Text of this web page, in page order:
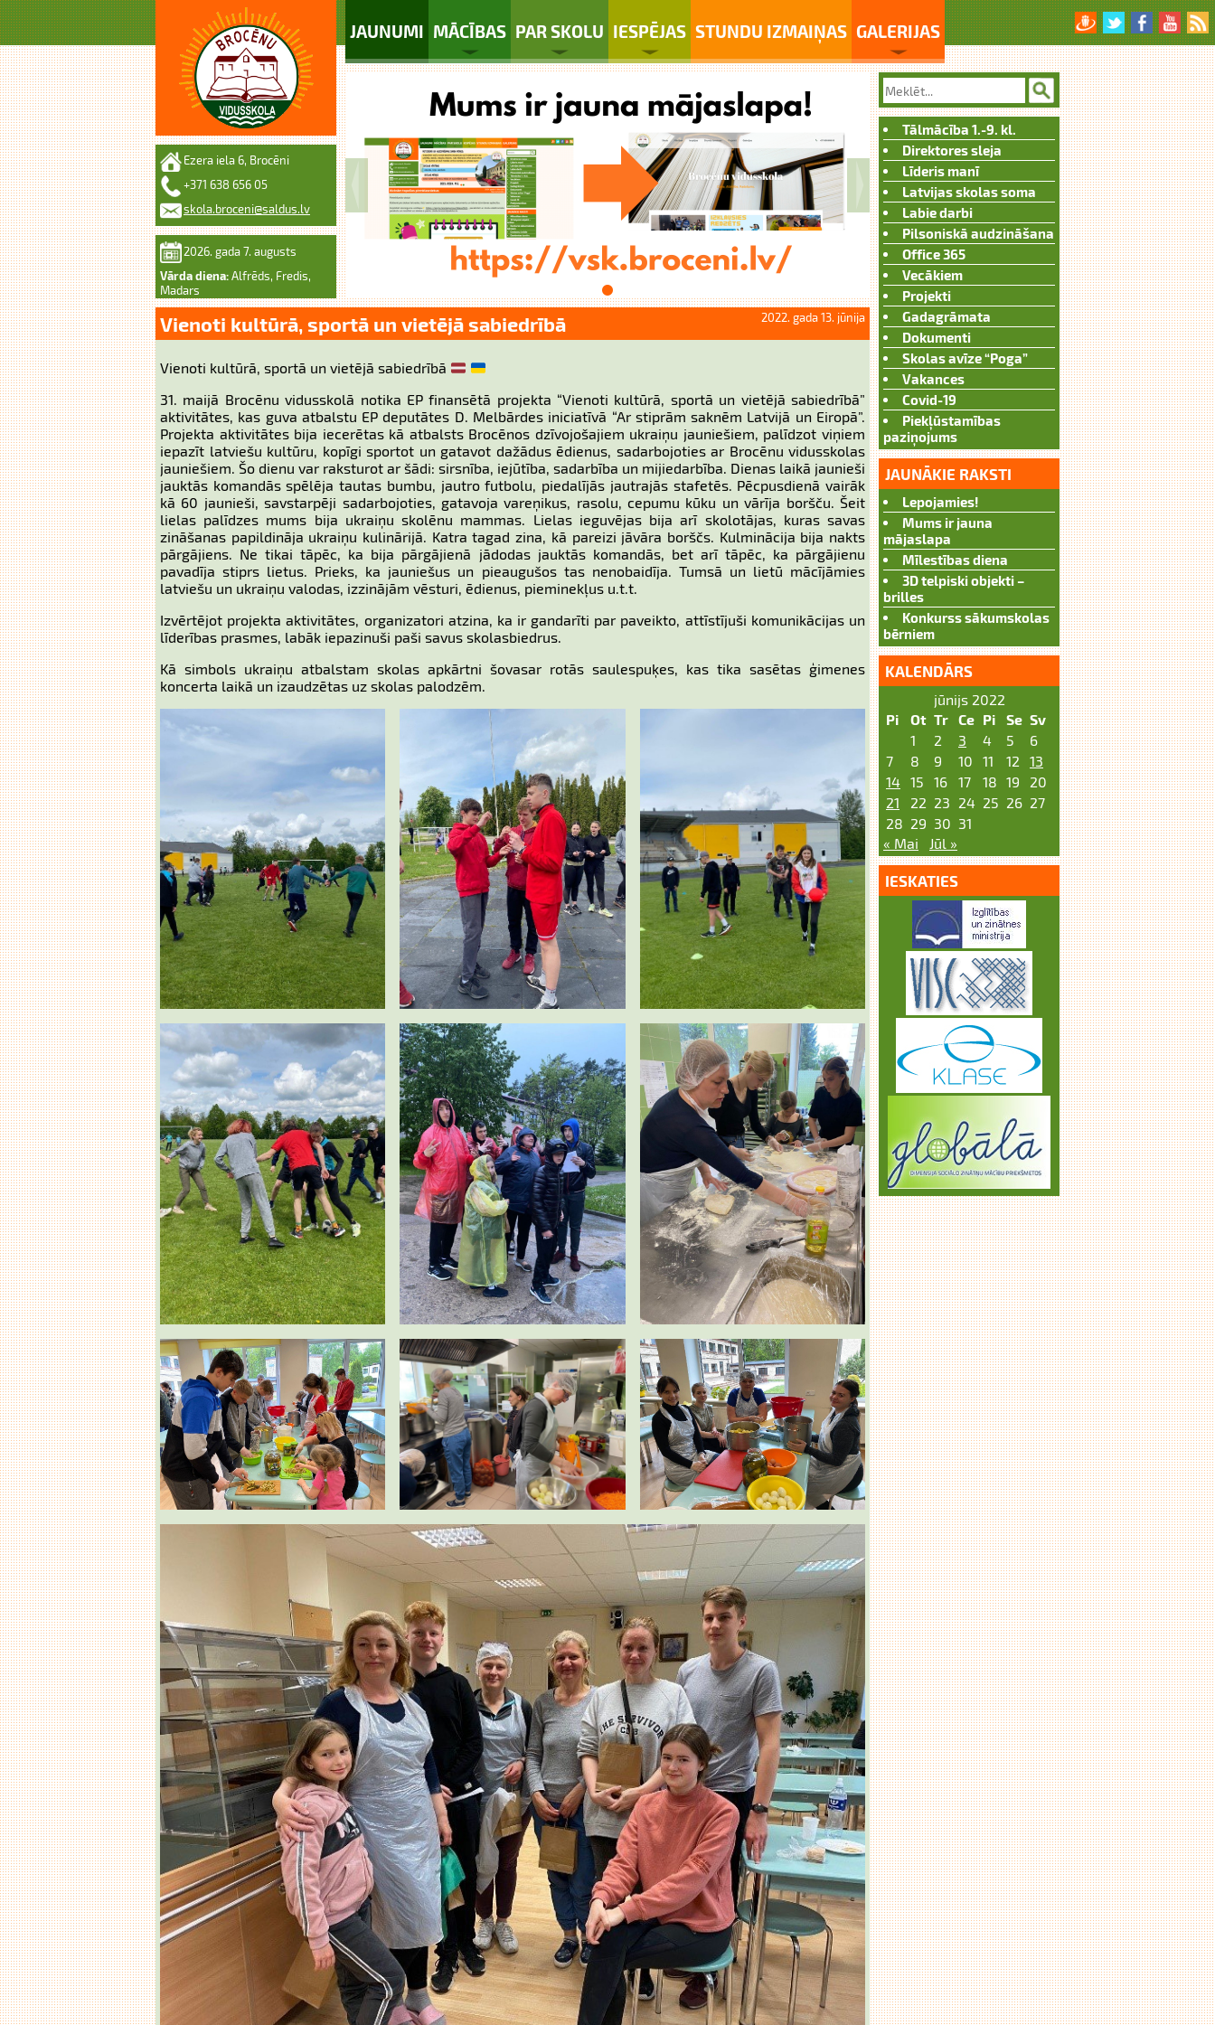
JAUNUMI MĀCĪBAS PAR SKOLU IESPĒJAS STUNDU IZMAIŅAS GALERIJAS
Ezera iela 6, Brocēni
+371 638 656 05
skola.broceni@saldus.lv
2026. gada 7. augusts
Vārda diena: Alfrēds, Fredis,
Madars
Vienoti kultūrā, sportā un vietējā sabiedrībā 2022. gada 13. jūnija
Vienoti kultūrā, sportā un vietējā sabiedrībā
31. maijā Brocēnu vidusskolā notika EP finansētā projekta “Vienoti kultūrā, sportā un vietējā sabiedrībā”
aktivitātes, kas guva atbalstu EP deputātes D. Melbārdes iniciatīvā “Ar stiprām saknēm Latvijā un Eiropā”.
Projekta aktivitātes bija iecerētas kā atbalsts Brocēnos dzīvojošajiem ukraiņu jauniešiem, palīdzot viņiem
iepazīt latviešu kultūru, kopīgi sportot un gatavot dažādus ēdienus, sadarbojoties ar Brocēnu vidusskolas
jauniešiem. Šo dienu var raksturot ar šādi: sirsnība, iejūtība, sadarbība un mijiedarbība. Dienas laikā jaunieši
jauktās komandās spēlēja tautas bumbu, jautro futbolu, piedalījās jautrajās stafetēs. Pēcpusdienā vairāk
kā 60 jaunieši, savstarpēji sadarbojoties, gatavoja vareņikus, rasolu, cepumu kūku un vārīja boršču. Šeit
lielas palīdzes mums bija ukraiņu skolēnu mammas. Lielas ieguvējas bija arī skolotājas, kuras savas
zināšanas papildināja ukraiņu kulinārijā. Katra tagad zina, kā pareizi jāvāra borščs. Kulminācija bija nakts
pārgājiens. Ne tikai tāpēc, ka bija pārgājienā jādodas jauktās komandās, bet arī tāpēc, ka pārgājienu
pavadīja stiprs lietus. Prieks, ka jauniešus un pieaugušos tas nenobaidīja. Tumsā un lietū mācījāmies
latviešu un ukraiņu valodas, izzinājām vēsturi, ēdienus, pieminekļus u.t.t.
Izvērtējot projekta aktivitātes, organizatori atzina, ka ir gandarīti par paveikto, attīstījuši komunikācijas un
līderības prasmes, labāk iepazinuši paši savus skolasbiedrus.
Kā simbols ukraiņu atbalstam skolas apkārtni šovasar rotās saulespuķes, kas tika sasētas ģimenes
koncerta laikā un izaudzētas uz skolas palodzēm.
Tālmācība 1.-9. kl.
Direktores sleja
Līderis manī
Latvijas skolas soma
Labie darbi
Pilsoniskā audzināšana
Office 365
Vecākiem
Projekti
Gadagrāmata
Dokumenti
Skolas avīze “Poga”
Vakances
Covid-19
Piekļūstamības
paziņojums
JAUNĀKIE RAKSTI
Lepojamies!
Mums ir jauna
mājaslapa
Mīlestības diena
3D telpiski objekti –
brilles
Konkurss sākumskolas
bērniem
KALENDĀRS
jūnijs 2022
Pi
Ot Tr Ce Pi Se Sv
1
2 3 4 5
6
7
8 9 10 11 12
13
14 15 16 17 18 19
20
21
22 23 24 25 26 27
28 29 30 31
« Mai
Jūl »
IESKATIES